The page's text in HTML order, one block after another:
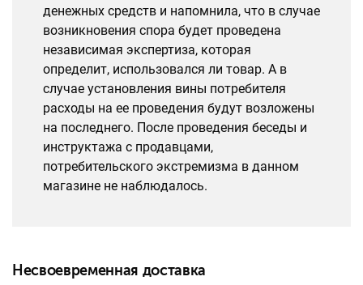
денежных средств и напомнила, что в случае
возникновения спора будет проведена
независимая экспертиза, которая
определит, использовался ли товар. А в
случае установления вины потребителя
расходы на ее проведения будут возложены
на последнего. После проведения беседы и
инструктажа с продавцами,
потребительского экстремизма в данном
магазине не наблюдалось.
Несвоевременная доставка